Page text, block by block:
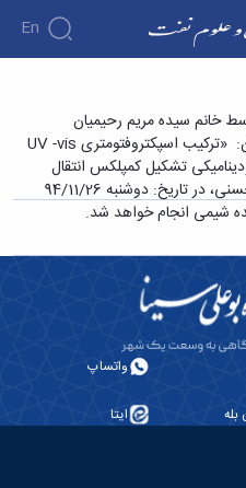
En
ارشد - دانشکده شیمی
خانم سیده مریم رحیمیان
دانشجوی رشته شیمی تجزیه با عنوان: «ترکیب اسپکتروفتومتری UV -vis
تشکیل کمپلکس انتقال
بار» با راهنمایی خانم دکتر معصومه حسنی، در تاریخ: دوشنبه 94/11/26
واتساپ
بله ایتا